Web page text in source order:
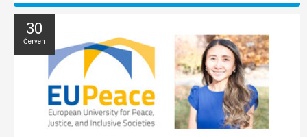
30
Červen